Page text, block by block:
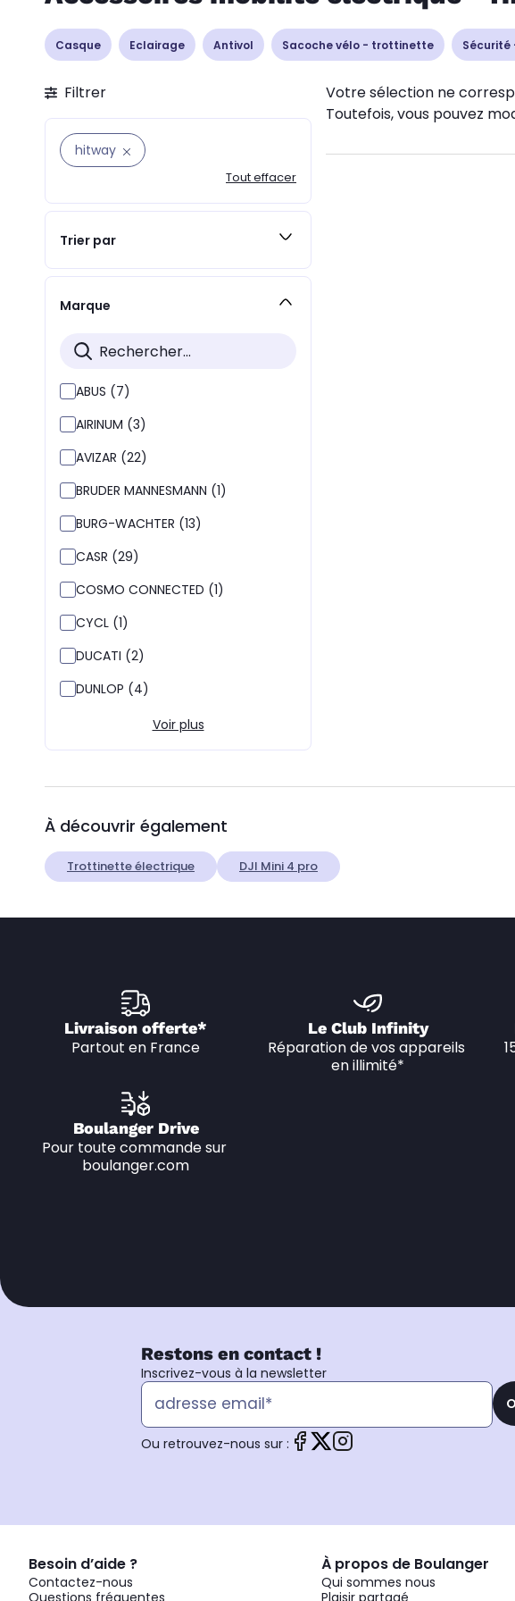
Casque Eclairage Antivol Sacoche vélo - trottinette Sécurité
Filtrer
hitway
Tout effacer
Trier par
Marque
ABUS (7)
AIRINUM (3)
AVIZAR (22)
BRUDER MANNESMANN (1)
BURG-WACHTER (13)
CASR (29)
COSMO CONNECTED (1)
CYCL (1)
DUCATI (2)
DUNLOP (4)
Voir plus
Votre sélection ne
Toutefois, vous pouvez
À découvrir également
Trottinette électrique DJI Mini 4 pro
Livraison offerte*
Partout en France
Le Club Infinity
Réparation de vos appareils
en illimité*
Boulanger Drive
Pour toute commande sur
boulanger.com
Restons en contact !
Inscrivez-vous à la newsletter
Ou retrouvez-nous sur :
Besoin d’aide ?
Contactez-nous
Questions fréquentes
À propos de Boulanger
Qui sommes nous
Plaisir partagé